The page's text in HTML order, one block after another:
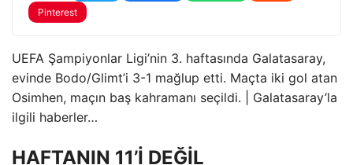
Pinterest
UEFA Şampiyonlar Ligi’nin 3. haftasında Galatasaray,
evinde Bodo/Glimt’i 3-1 mağlup etti. Maçta iki gol atan
Osimhen, maçın baş kahramanı seçildi. | Galatasaray’la
ilgili haberler…
HAFTANIN 11’İ DEĞİL